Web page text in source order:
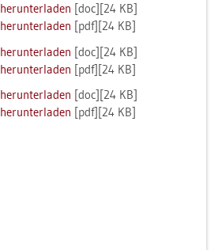
her­un­ter­la­den [doc][24 KB]
her­un­ter­la­den [pdf][24 KB]
her­un­ter­la­den [doc][24 KB]
her­un­ter­la­den [pdf][24 KB]
her­un­ter­la­den [doc][24 KB]
her­un­ter­la­den [pdf][24 KB]